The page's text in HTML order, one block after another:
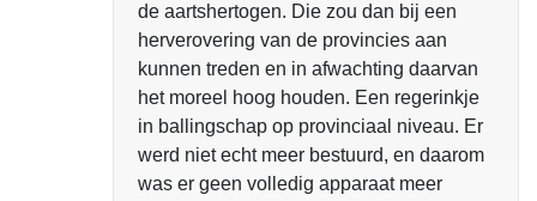
de aartshertogen. Die zou dan bij een
herverovering van de provincies aan
kunnen treden en in afwachting daarvan
het moreel hoog houden. Een regerinkje
in ballingschap op provinciaal niveau. Er
werd niet echt meer bestuurd, en daarom
was er geen volledig apparaat meer